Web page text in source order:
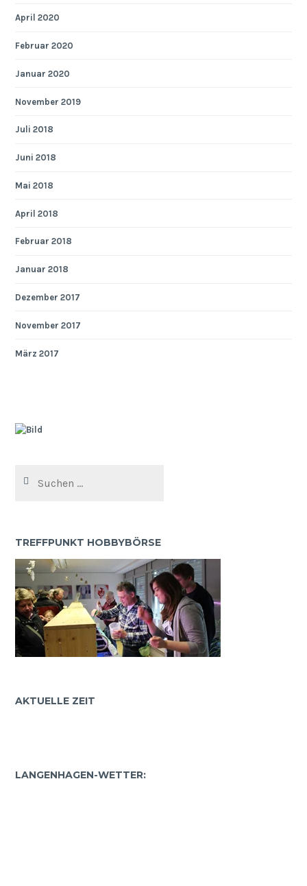
April 2020
Februar 2020
Januar 2020
November 2019
Juli 2018
Juni 2018
Mai 2018
April 2018
Februar 2018
Januar 2018
Dezember 2017
November 2017
März 2017
nach:
TREFFPUNKT HOBBYBÖRSE
AKTUELLE ZEIT
LANGENHAGEN-WETTER: